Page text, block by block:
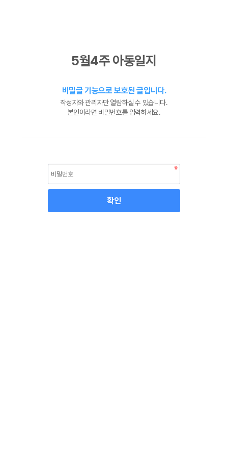
5월4주 아동일지
비밀글 기능으로 보호된 글입니다.
작성자와 관리자만 열람하실 수 있습니다.
본인이라면 비밀번호를 입력하세요.